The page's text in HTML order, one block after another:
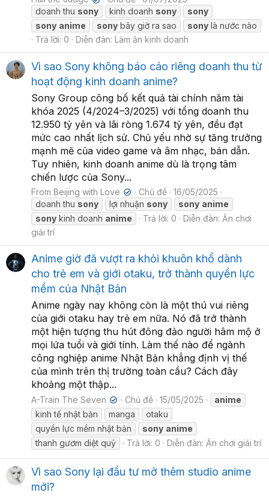
doanh thu sony kinh doanh sony
sony
sony anime sony bây giờ ra sao sony là nước nào
Trả lời: 0
Diễn đàn: Làm ăn kinh doanh
Vì sao Sony không báo cáo riêng doanh thu từ
hoạt động kinh doanh anime?
Sony Group công bố kết quả tài chính năm tài
khóa 2025 (4/2024–3/2025) với tổng doanh thu
12.950 tỷ yên và lãi ròng 1.674 tỷ yên, đều đạt
mức cao nhất lịch sử. Chủ yếu nhờ sự tăng trưởng
mạnh mẽ của video game và âm nhạc, bán dẫn.
Tuy nhiên, kinh doanh anime dù là trọng tâm
chiến lược của Sony...
From Beijing with Love ✔ Chủ đề
16/05/2025
doanh thu sony lợi nhuận sony sony anime
sony kinh doanh anime Trả lời: 0 Diễn đàn: Ăn chơi
giải trí
Anime giờ đã vượt ra khỏi khuôn khổ dành
cho trẻ em và giới otaku, trở thành quyền lực
mềm của Nhật Bản
Anime ngày nay không còn là một thú vui riêng
của giới otaku hay trẻ em nữa. Nó đã trở thành
một hiện tượng thu hút đông đảo người hâm mộ ở
mọi lứa tuổi và giới tính. Làm thế nào để ngành
công nghiệp anime Nhật Bản khẳng định vị thế
của mình trên thị trường toàn cầu? Cách đây
khoảng một thập...
A-Train The Seven ✔ Chủ đề 15/05/2025
anime
kinh tế nhật bản
manga
otaku
quyền lực mềm nhật bản
sony anime
thanh gươm diệt quỷ
Trả lời: 0 Diễn đàn: Ăn chơi giải trí
Vì sao Sony lại đầu tư mở thêm studio anime
mới?